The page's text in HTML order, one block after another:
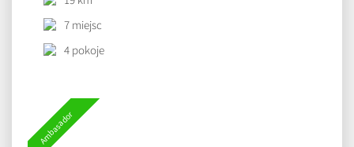
7 miejsc
4 pokoje
Ambasador